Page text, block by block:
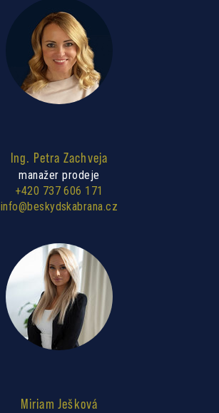
Ing. Petra Zachveja
manažer prodeje
+420 737 606 171
info@beskydskabrana.cz
Miriam Ješková